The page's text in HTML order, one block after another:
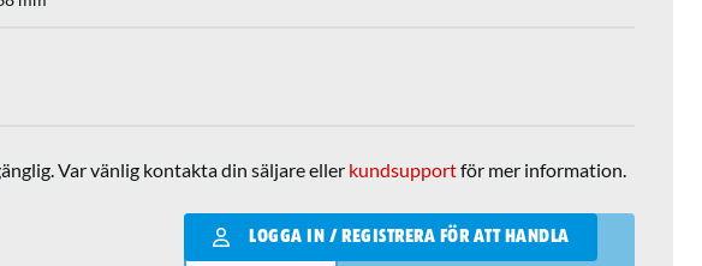
Var vänlig kontakta din säljare eller kundsupportför mer information.
LOGGA IN / REGISTRERA FÖR ATT HANDLA
Qantity
LÄGG I VARUKORGEN